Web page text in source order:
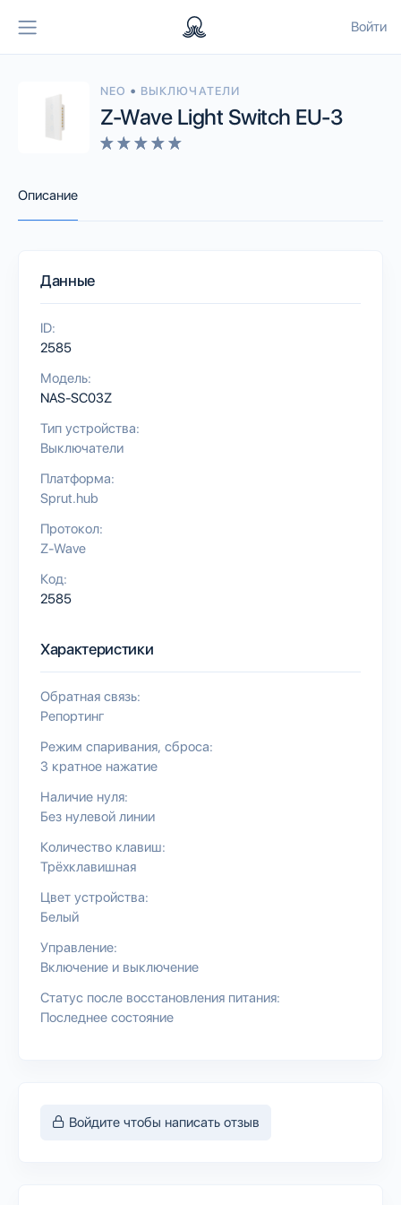
Войти
NEO • ВЫКЛЮЧАТЕЛИ
Z-Wave Light Switch EU-3
Описание
Данные
ID:
2585
Модель:
NAS-SC03Z
Тип устройства:
Выключатели
Платформа:
Sprut.hub
Протокол:
Z-Wave
Код:
2585
Характеристики
Обратная связь:
Репортинг
Режим спаривания, сброса:
3 кратное нажатие
Наличие нуля:
Без нулевой линии
Количество клавиш:
Трёхклавишная
Цвет устройства:
Белый
Управление:
Включение и выключение
Статус после восстановления питания:
Последнее состояние
Войдите чтобы написать отзыв